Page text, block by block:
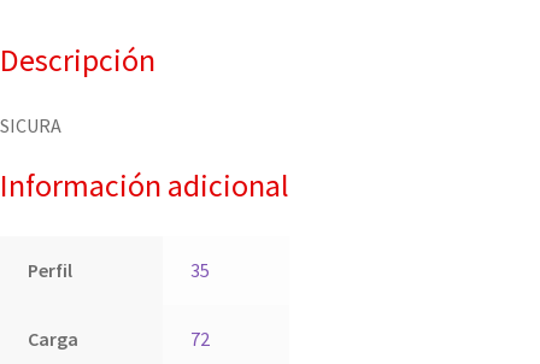
Descripción
SICURA
Información adicional
Perfil 35
Carga 72